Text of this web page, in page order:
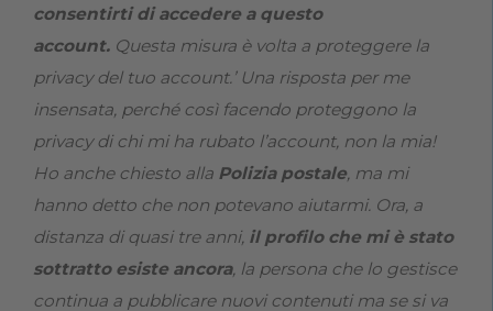
consentirti di accedere a questo
account. Questa misura è volta a proteggere la
privacy del tuo account.’ Una risposta per me
insensata, perché così facendo proteggono la
privacy di chi mi ha rubato l’account, non la mia!
Ho anche chiesto alla Polizia postale, ma mi
hanno detto che non potevano aiutarmi. Ora, a
distanza di quasi tre anni, il profilo che mi è stato
sottratto esiste ancora, la persona che lo gestisce
continua a pubblicare nuovi contenuti ma se si va